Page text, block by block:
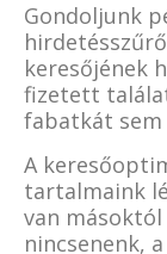
Gondoljunk
keresőjének
fizetett
fabatkát sem
A
tartalmaink
van
nincsenenk,